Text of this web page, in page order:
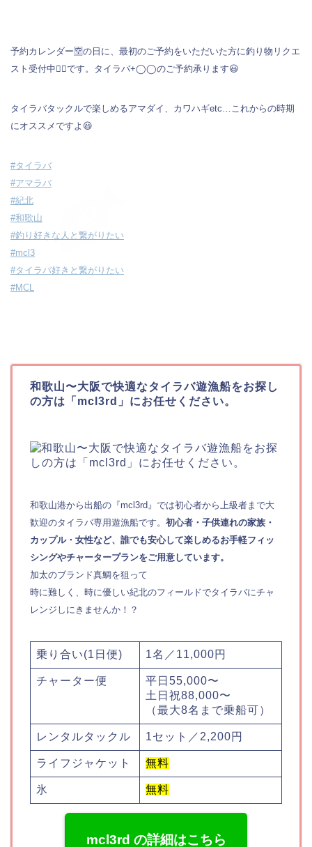
予約カレンダー🈳の日に、最初のご予約をいただいた方に釣り物リクエ
スト受付中💁‍♀️です。タイラバ+◯◯のご予約承ります😃
タイラバタックルで楽しめるアマダイ、カワハギetc…これからの時期
にオススメですよ😃
#タイラバ
#アマラバ
#紀北
#和歌山
#釣り好きな人と繋がりたい
#mcl3
#タイラバ好きと繋がりたい
#MCL
和歌山〜大阪で快適なタイラバ遊漁船をお探し
の方は「mcl3rd」にお任せください。
和歌山港から出船の『mcl3rd』では初心者から上級者まで大
歓迎のタイラバ専用遊漁船です。 初心者・子供連れの家族・
カップル・女性など、誰でも安心して楽しめるお手軽フィッ
シングやチャータープランをご用意しています。
加太のブランド真鯛を狙って
時に難しく、時に優しい紀北のフィールドでタイラバにチャ
レンジしにきませんか！？
乗り合い(1日便) 1名／11,000円
チャーター便
平日55,000〜
土日祝88,000〜
（最大8名まで乗船可）
レンタルタックル 1セット／2,200円
ライフジャケット 無料
氷 無料
mcl3rd の詳細はこちら